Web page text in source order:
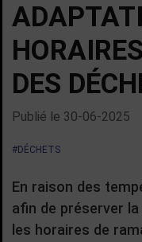
DES
Publié le 30-06-2025
#DÉCHETS
En raison des
afin de préserver
les horaires de